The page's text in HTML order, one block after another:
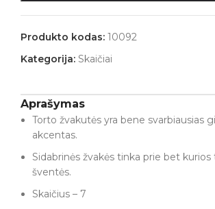
Produkto kodas: 10092
Kategorija: Skaičiai
Aprašymas
Torto žvakutės yra bene svarbiausias
akcentas.
Sidabrinės žvakės tinka prie bet
šventės.
Skaičius – 7